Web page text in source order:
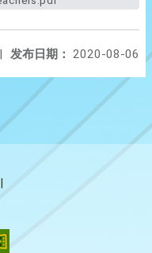
发布日期： 2020-08-06
|